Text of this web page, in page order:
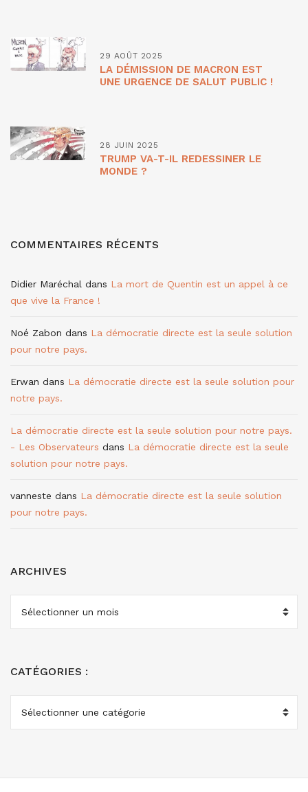
29 AOÛT 2025
LA DÉMISSION DE MACRON EST
UNE URGENCE DE SALUT PUBLIC !
28 JUIN 2025
TRUMP VA-T-IL REDESSINER LE
MONDE ?
COMMENTAIRES RÉCENTS
Didier Maréchal dans La mort de Quentin est un appel à ce
que vive la France !
Noé Zabon dans La démocratie directe est la seule solution
pour notre pays.
Erwan dans La démocratie directe est la seule solution pour
notre pays.
La démocratie directe est la seule solution pour notre pays.
- Les Observateurs dans La démocratie directe est la seule
solution pour notre pays.
vanneste dans La démocratie directe est la seule solution
pour notre pays.
ARCHIVES
CATÉGORIES :